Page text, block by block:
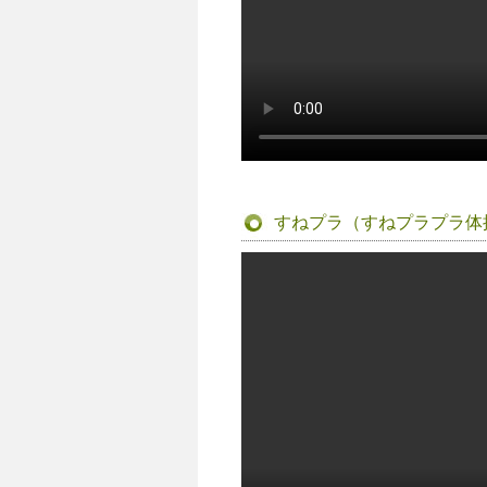
すねプラ（すねプラプラ体